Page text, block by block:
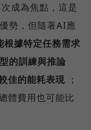
成為焦點，這是
勢，但隨著AI應
根據特定任務需求
的訓練與推論
佳的能耗表現 ；
體費用也可能比